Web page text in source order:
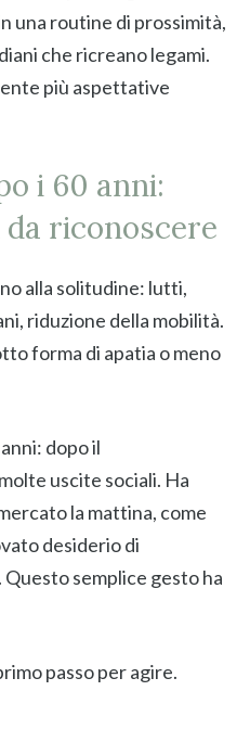
una routine di prossimità,
che ricreano legami.
più aspettative
i 60 anni:
da riconoscere
alla solitudine: lutti,
riduzione della mobilità.
forma di apatia o meno
dopo il
uscite sociali. Ha
la mattina, come
desiderio di
semplice gesto ha
passo per agire.